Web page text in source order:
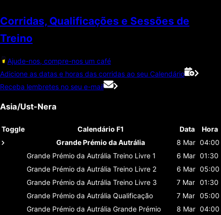
Corridas, Qualificações e Sessões de
Treino
Ajude-nos, compre-nos um café
Adicione as datas e horas das corridas ao seu Calendário
Receba lembretes no seu e-mail
Asia/Ust-Nera
Toggle Calendário F1 Data
Hora
Grande Prémio da Autrália
8 Mar 04:00
Grande Prémio da Autrália Treino Livre 1 6 Mar 01:30
Grande Prémio da Autrália Treino Livre 2 6 Mar 05:00
Grande Prémio da Autrália Treino Livre 3 7 Mar 01:30
Grande Prémio da Autrália Qualificação 7 Mar 05:00
Grande Prémio da Autrália Grande Prémio 8 Mar 04:00